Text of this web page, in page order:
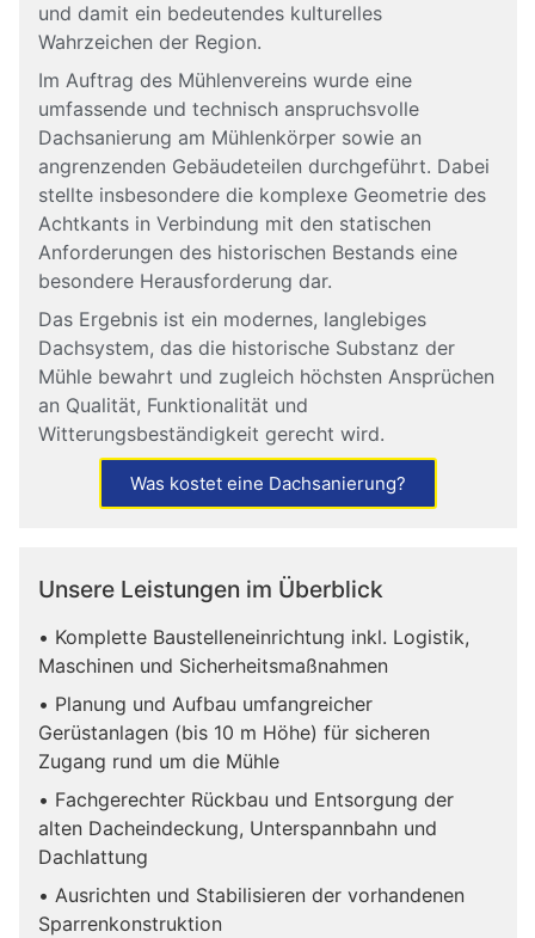
und damit ein bedeutendes kulturelles
Wahrzeichen der Region.
Im Auftrag des Mühlenvereins wurde eine
umfassende und technisch anspruchsvolle
Dachsanierung am Mühlenkörper sowie an
angrenzenden Gebäudeteilen durchgeführt. Dabei
stellte insbesondere die komplexe Geometrie des
Achtkants in Verbindung mit den statischen
Anforderungen des historischen Bestands eine
besondere Herausforderung dar.
Das Ergebnis ist ein modernes, langlebiges
Dachsystem, das die historische Substanz der
Mühle bewahrt und zugleich höchsten Ansprüchen
an Qualität, Funktionalität und
Witterungsbeständigkeit gerecht wird.
Was kostet eine Dachsanierung?
Unsere Leistungen im Überblick
• Komplette Baustelleneinrichtung inkl. Logistik,
Maschinen und Sicherheitsmaßnahmen
• Planung und Aufbau umfangreicher
Gerüstanlagen (bis 10 m Höhe) für sicheren
Zugang rund um die Mühle
• Fachgerechter Rückbau und Entsorgung der
alten Dacheindeckung, Unterspannbahn und
Dachlattung
• Ausrichten und Stabilisieren der vorhandenen
Sparrenkonstruktion